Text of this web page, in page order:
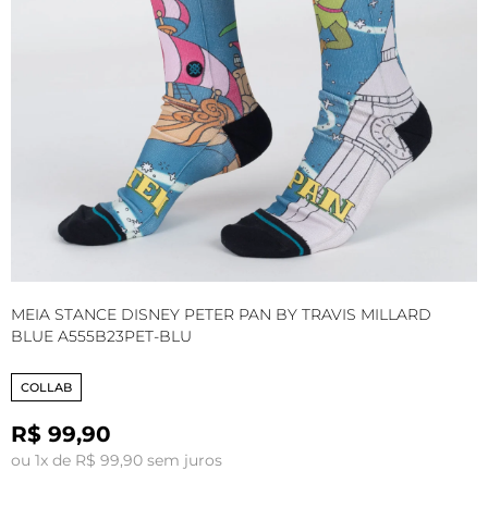
MEIA STANCE DISNEY PETER PAN BY TRAVIS MILLARD
BLUE A555B23PET-BLU
COLLAB
R$ 99,90
ou 1x de R$ 99,90 sem juros